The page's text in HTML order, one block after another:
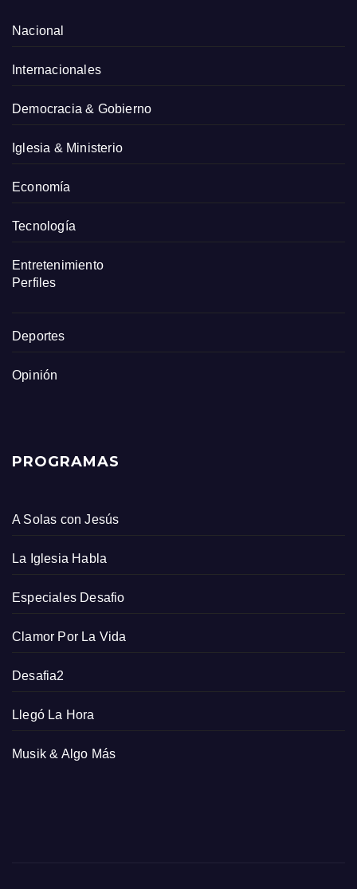
Nacional
Internacionales
Democracia & Gobierno
Iglesia & Ministerio
Economía
Tecnología
Entretenimiento
Perfiles
Deportes
Opinión
PROGRAMAS
A Solas con Jesús
La Iglesia Habla
Especiales Desafio
Clamor Por La Vida
Desafia2
Llegó La Hora
Musik & Algo Más